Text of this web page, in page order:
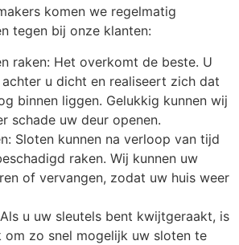
komen we regelmatig
tegen bij onze klanten:
raken: Het overkomt de beste. U
u dicht en realiseert zich dat
binnen liggen. Gelukkig kunnen wij
schade uw deur openen.
Sloten kunnen na verloop van tijd
raken. Wij kunnen uw
of vervangen, zodat uw huis weer
u uw sleutels bent kwijtgeraakt, is
om zo snel mogelijk uw sloten te